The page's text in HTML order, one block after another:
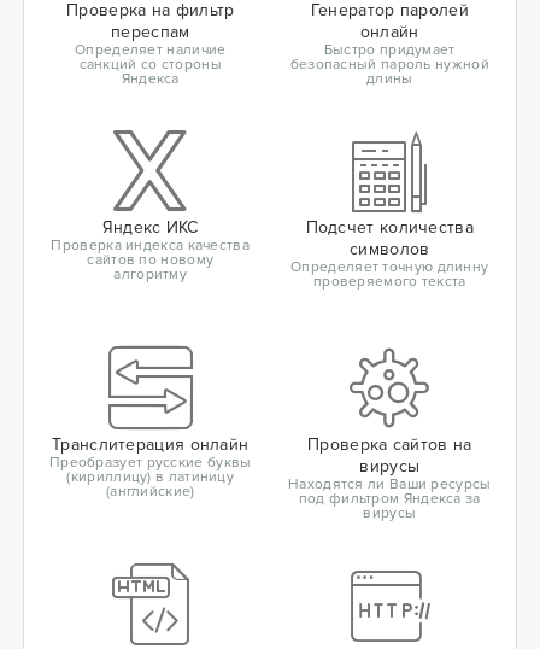
Проверка на фильтр
переспам
Определяет наличие
санкций со стороны
Яндекса
Генератор паролей
онлайн
Быстро придумает
безопасный пароль нужной
длины
Яндекс ИКС
Проверка индекса качества
сайтов по новому
алгоритму
Подсчет количества
символов
Определяет точную длинну
проверяемого текста
Транслитерация онлайн
Преобразует русские буквы
(кириллицу) в латиницу
(английские)
Проверка сайтов на
вирусы
Находятся ли Ваши ресурсы
под фильтром Яндекса за
вирусы